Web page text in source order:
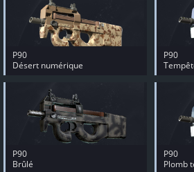
P90
Désert numérique
P90
P90
Brûlé
P90
Plomb